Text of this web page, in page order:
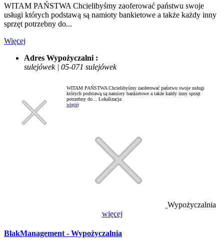
WITAM PAŃSTWA Chcielibyśmy zaoferować państwu swoje
usługi których podstawą są namioty bankietowe a także każdy inny
sprzęt potrzebny do...
Więcej
Adres Wypożyczalni :
sulejówek | 05-071 sulejówek
WITAM PAŃSTWA Chcielibyśmy zaoferować państwu swoje usługi
których podstawą są namioty bankietowe a także każdy inny sprzęt
potrzebny do... Lokalizacja:
więcej
Wypożyczalnia
więcej
BlakManagement - Wypożyczalnia